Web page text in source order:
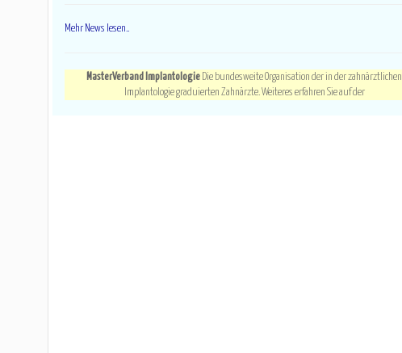
Mehr News lesen..
MasterVerband Implantologie Die bundesweite Organisation der in der zahnärztlichen
Implantologie graduierten Zahnärzte. Weiteres erfahren Sie auf der